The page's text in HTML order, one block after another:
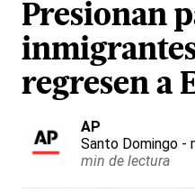
Presionan
regresen a
AP
Santo Domingo -
min de lectura